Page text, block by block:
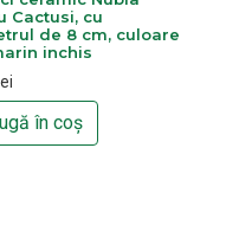
Cactusi, cu
de 8 cm, culoare
inchis
lei
în coș